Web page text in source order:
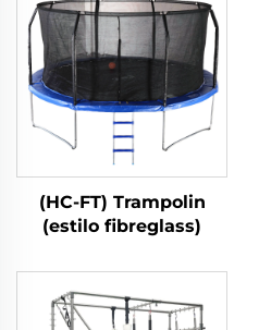
(HC-FT) Trampolin
(estilo fibreglass)